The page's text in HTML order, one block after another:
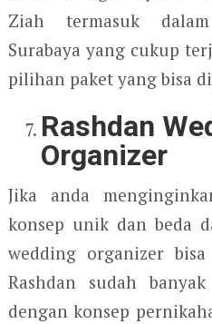
Ziah termasuk
Surabaya yang cukup
pilihan paket yang bisa
Rashdan
Organizer
Jika anda
konsep unik dan beda
wedding organizer
Rashdan sudah
dengan konsep